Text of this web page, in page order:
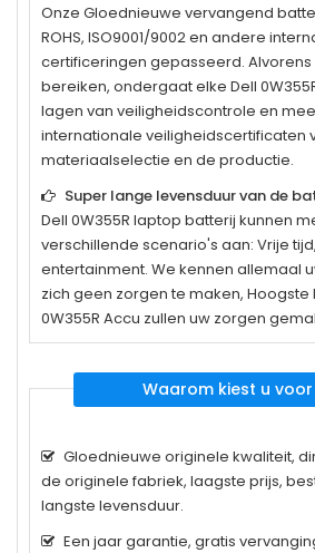
Onze Gloednieuwe vervangend
ROHS, ISO9001/9002 en andere
certificeringen gepasseerd. Alvorens
bereiken, ondergaat elke Dell
lagen van veiligheidscontrole en
internationale veiligheidscertificaten
materiaalselectie en de productie.
Super lange levensduur van de
Dell 0W355R laptop batterij kunnen
verschillende scenario's aan: Vrije
entertainment. We kennen allemaal
zich geen zorgen te maken, Hoogste
0W355R Accu zullen uw zorgen
Waarom kiest u voor
Gloednieuwe originele kwaliteit,
de originele fabriek, laagste prijs,
langste levensduur.
Een jaar garantie, gratis